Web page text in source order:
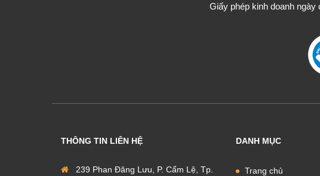
Giấy phép kinh doanh
THÔNG TIN LIÊN HỆ
239 Phan Đăng Lưu, P. Cẩm Lệ, Tp.
DANH MỤC
Trang chủ